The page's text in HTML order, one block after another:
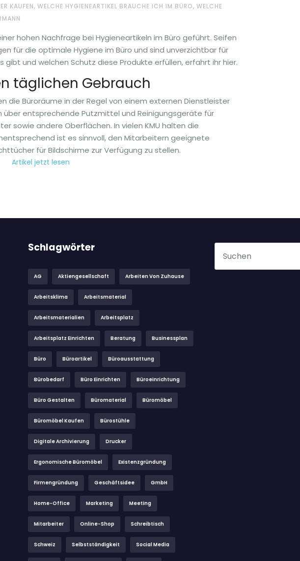
KAUFEN, WELCHE HYGIENEARTIKEL BRAUCHE ICH IM BÜRO, WELCHE
hohen Nachfrage bei Hygieneartikeln im Büro geführt. Seifen
für die optimale Hygiene im Büro und sind unverzichtbar für
und welchen Schutz diese Produkte erfüllen, erfahrt ihr hier.
täglichen Gebrauch
die Büroräume in der Regel von einem externen Dienstleister
entsprechende Putzmittel und Reinigungsgeräte für
sowie andere Oberflächen. In vielen KMU halten die
ist es sinnvoll, den Mitarbeitern geeignete
für Bildschirme zur Verfügung zu stellen.
Artikel jetzt lesen
Schlagwörter
AG Aktiengesellschaft Arbeiten Von Zuhause
Arbeitsklima Arbeitsmaterial
Arbeitsmaterialien Arbeitsplatz
Arbeitsplatz Einrichten Beratung Businessplan
Büro Büroartikel Büroausstattung
Bürobedarf Büro Einrichten Büroeinrichtung
Büro Gestalten Büromaterial Büromöbel
Büromöbel Kaufen Bürostühle
Digitale Archivierung Drucker
Ergonomische Büromöbel Existenzgründung
Firmengründung Geschäftsidee GmbH
Home-Office Marketing Meeting
Mitarbeiter Online-Shop Schreibtisch
Schweiz Selbstständigkeit Social Media